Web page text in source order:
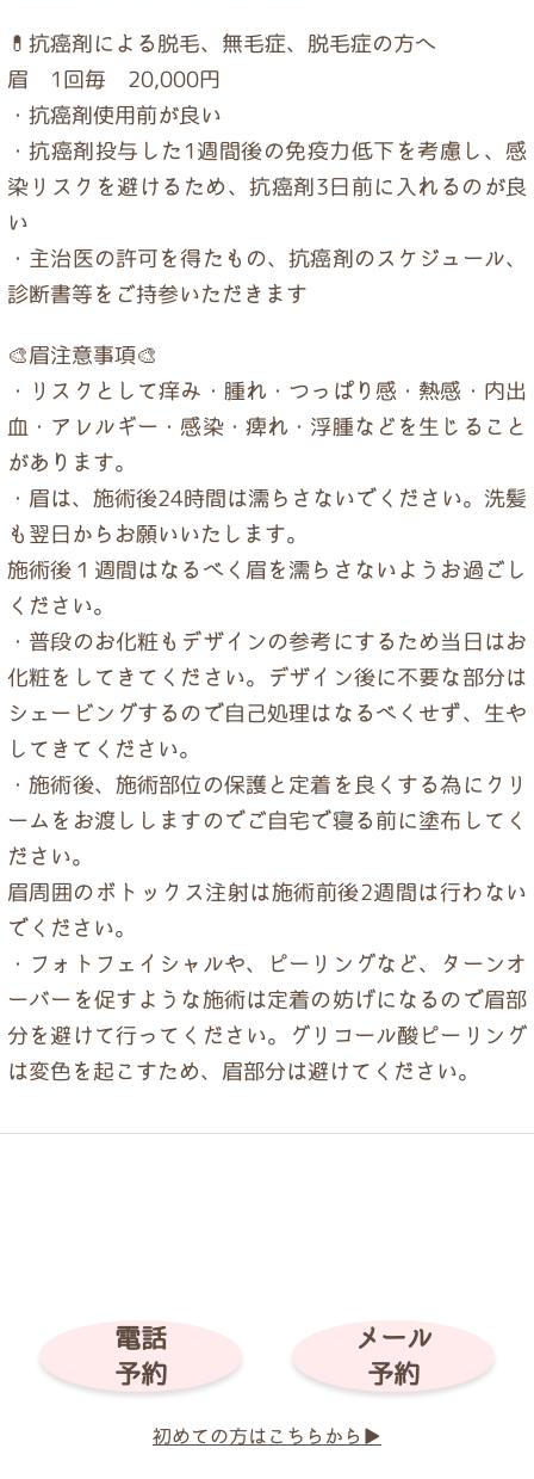
💊抗癌剤による脱毛、無毛症、脱毛症の方へ
眉 1回毎 20,000円
・抗癌剤使用前が良い
・抗癌剤投与した1週間後の免疫力低下を考慮し、感
染リスクを避けるため、抗癌剤3日前に入れるのが良
い
・主治医の許可を得たもの、抗癌剤のスケジュール、
診断書等をご持参いただきます
🎨眉注意事項🎨
・リスクとして痒み・腫れ・つっぱり感・熱感・内出
血・アレルギー・感染・痺れ・浮腫などを生じること
があります。
・眉は、施術後24時間は濡らさないでください。洗髪
も翌日からお願いいたします。
施術後１週間はなるべく眉を濡らさないようお過ごし
ください。
・普段のお化粧もデザインの参考にするため当日はお
化粧をしてきてください。デザイン後に不要な部分は
シェービングするので自己処理はなるべくせず、生や
してきてください。
・施術後、施術部位の保護と定着を良くする為にクリ
ームをお渡ししますのでご自宅で寝る前に塗布してく
ださい。
眉周囲のボトックス注射は施術前後2週間は行わない
でください。
・フォトフェイシャルや、ピーリングなど、ターンオ
ーバーを促すような施術は定着の妨げになるので眉部
分を避けて行ってください。グリコール酸ピーリング
は変色を起こすため、眉部分は避けてください。
電話
予約
メール
予約
初めての方はこちらから▶